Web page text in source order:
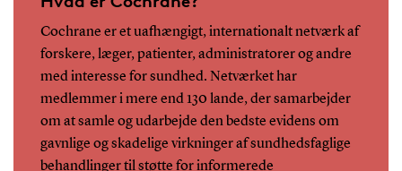
Cochrane er et uafhængigt, internationalt netværk af
forskere, læger, patienter, administratorer og andre
med interesse for sundhed. Netværket har
medlemmer i mere end 130 lande, der samarbejder
om at samle og udarbejde den bedste evidens om
gavnlige og skadelige virkninger af sundhedsfaglige
behandlinger til støtte for informerede